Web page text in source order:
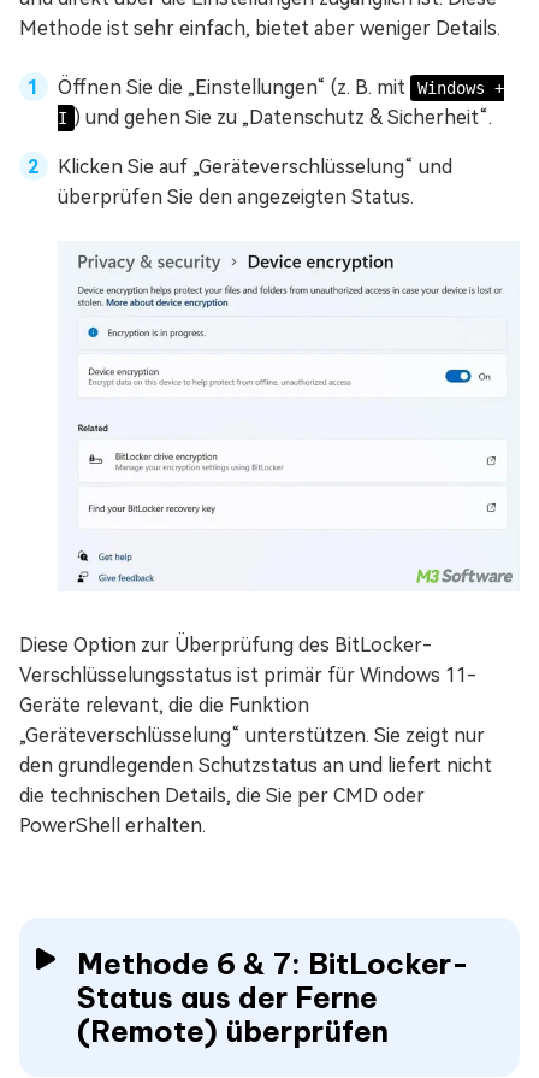
Methode ist sehr einfach, bietet aber weniger Details.
Öffnen Sie die „Einstellungen“ (z. B. mit
Windows +
I ) und gehen Sie zu „Datenschutz & Sicherheit“.
Klicken Sie auf „Geräteverschlüsselung“ und
überprüfen Sie den angezeigten Status.
Diese Option zur Überprüfung des BitLocker-
Verschlüsselungsstatus ist primär für Windows 11-
Geräte relevant, die die Funktion
„Geräteverschlüsselung“ unterstützen. Sie zeigt nur
den grundlegenden Schutzstatus an und liefert nicht
die technischen Details, die Sie per CMD oder
PowerShell erhalten.
Methode 6 & 7: BitLocker-
Status aus der Ferne
(Remote) überprüfen